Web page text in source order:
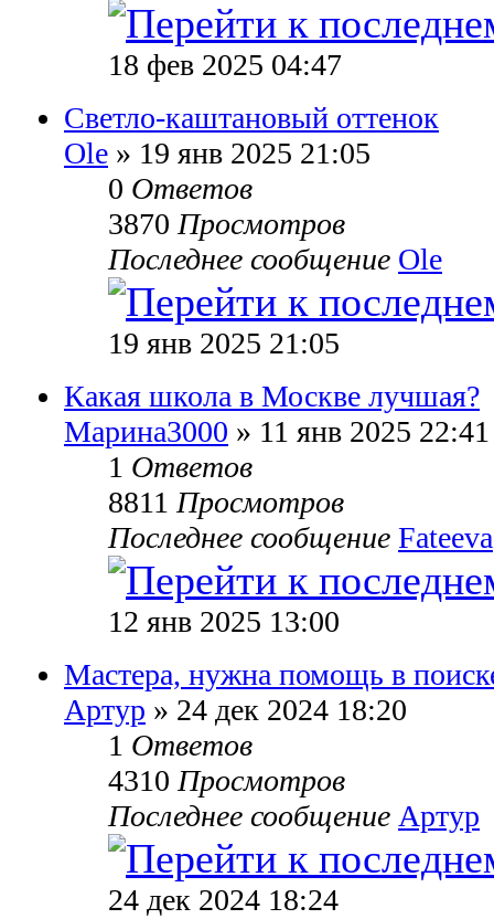
18 фев 2025 04:47
Светло-каштановый оттенок
Ole » 19 янв 2025 21:05
0 Ответов
3870Просмотров
Последнее сообщение Ole
19 янв 2025 21:05
Какая школа в Москве лучшая?
Марина3000 » 11 янв 2025 22:41
1 Ответов
8811Просмотров
Последнее сообщение Fateeva
12 янв 2025 13:00
Мастера, нужна помощь в
Артур » 24 дек 2024 18:20
1 Ответов
4310Просмотров
Последнее сообщение Артур
24 дек 2024 18:24